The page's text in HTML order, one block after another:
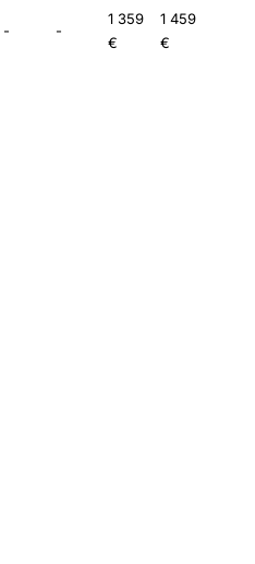
- -
1 359
€
1 459
€